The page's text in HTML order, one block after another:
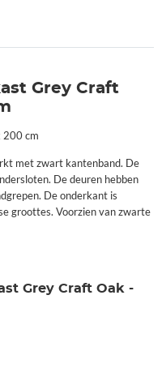
Grey Craft
200 cm
met zwart kantenband. De
De deuren hebben
De onderkant is
groottes. Voorzien van zwarte
Grey Craft Oak -